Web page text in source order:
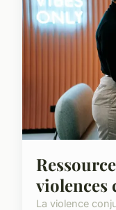
violences
La violence